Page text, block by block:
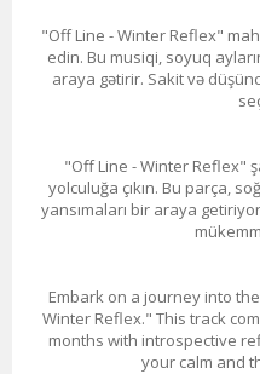
"Off Line - Winter Reflex"
edin. Bu musiqi, soyuq
araya gətirir. Sakit və
"Off Line - Winter Reflex"
yolculuğa çıkın. Bu parça,
yansımaları bir araya
Embark on a journey into
Winter Reflex." This track
months with introspective
your calm and